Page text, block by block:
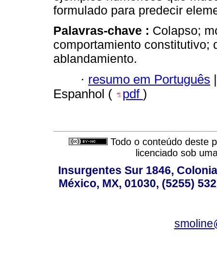
formulado para predecir
Palavras-chave : Colapso;
comportamiento constitutivo;
ablandamiento.
· resumo em Português |
Espanhol (
pdf )
Todo o conteúdo deste
licenciado sob
Insurgentes Sur 1846,
México, MX, 01030, (5255)